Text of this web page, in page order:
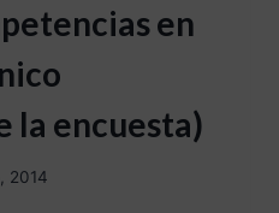
en
la encuesta)
2014